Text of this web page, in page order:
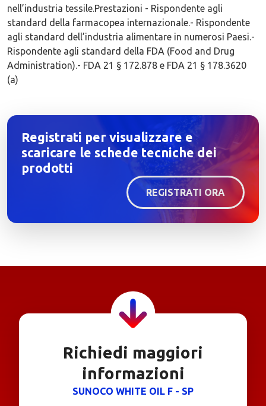
nell’industria tessile.Prestazioni - Rispondente agli
standard della farmacopea internazionale.- Rispondente
agli standard dell’industria alimentare in numerosi Paesi.-
Rispondente agli standard della FDA (Food and Drug
Administration).- FDA 21 § 172.878 e FDA 21 § 178.3620
(a)
Registrati per visualizzare e
scaricare le schede tecniche dei
prodotti
REGISTRATI ORA
Richiedi maggiori
informazioni
SUNOCO WHITE OIL F - SP